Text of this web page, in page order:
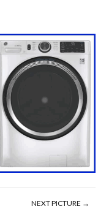
NEXT PICTURE →